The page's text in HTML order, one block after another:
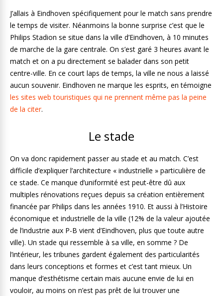
J’allais à Eindhoven spécifiquement pour le match sans prendre
le temps de visiter. Néanmoins la bonne surprise c’est que le
Philips Stadion se situe dans la ville d’Eindhoven, à 10 minutes
de marche de la gare centrale. On s’est garé 3 heures avant le
match et on a pu directement se balader dans son petit
centre-ville. En ce court laps de temps, la ville ne nous a laissé
aucun souvenir. Eindhoven ne marque les esprits, en témoigne
les sites web touristiques qui ne prennent même pas la peine
de la citer.
Le stade
On va donc rapidement passer au stade et au match. C’est
difficile d’expliquer l’architecture « industrielle » particulière de
ce stade. Ce manque d’uniformité est peut-être dû aux
multiples rénovations reçues depuis sa création entièrement
financée par Philips dans les années 1910. Et aussi à l’Histoire
économique et industrielle de la ville (12% de la valeur ajoutée
de l’industrie aux P-B vient d’Eindhoven, plus que toute autre
ville). Un stade qui ressemble à sa ville, en somme ? De
l’intérieur, les tribunes gardent également des particularités
dans leurs conceptions et formes et c’est tant mieux. Un
manque d’esthétisme certain mais aucune envie de lui en
vouloir, au moins on n’est pas prêt de lui trouver une